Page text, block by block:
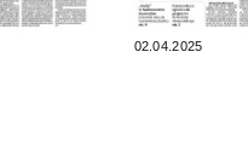
02.04.2025